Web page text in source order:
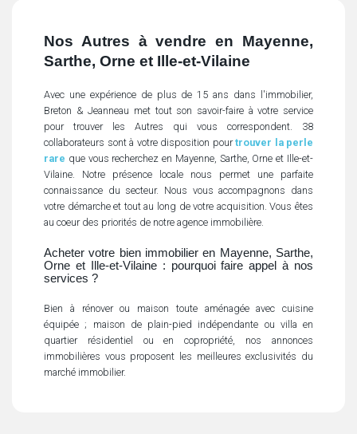
Nos Autres à vendre en Mayenne,
Sarthe, Orne et Ille-et-Vilaine
Avec une expérience de plus de 15 ans dans l'immobilier,
Breton & Jeanneau met tout son savoir-faire à votre service
pour trouver les Autres qui vous correspondent. 38
collaborateurs sont à votre disposition pourtrouver la perle
rare que vous recherchez en Mayenne, Sarthe, Orne et Ille-et-
Vilaine. Notre présence locale nous permet une parfaite
connaissance du secteur. Nous vous accompagnons dans
votre démarche et tout au long de votre acquisition. Vous êtes
au coeur des priorités de notre agence immobilière.
Acheter votre bien immobilier en Mayenne, Sarthe,
Orne et Ille-et-Vilaine : pourquoi faire appel à nos
services ?
Bien à rénover ou maison toute aménagée avec cuisine
équipée ; maison de plain-pied indépendante ou villa en
quartier résidentiel ou en copropriété, nos annonces
immobilières vous proposent les meilleures exclusivités du
marché immobilier.